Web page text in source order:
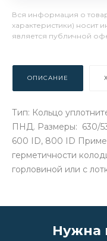
Вся информация о
характеристики) носит
является публичной
ОПИСАНИЕ
Тип: Кольцо
ПНД. Размеры: 630/
600 ID, 800 ID
герметичности
горловиной или с
Нужна